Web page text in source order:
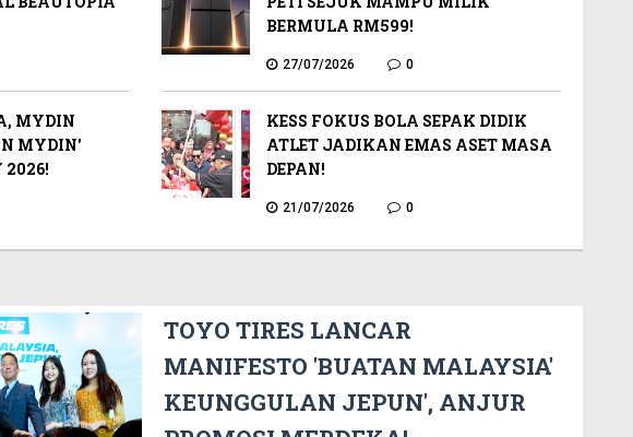
BERMULA RM599!
27/07/2026 0
MYDIN
MYDIN'
2026!
KESS FOKUS BOLA SEPAK DIDIK
ATLET JADIKAN EMAS ASET MASA
DEPAN!
21/07/2026 0
TOYO TIRES LANCAR
MANIFESTO 'BUATAN MALAYSIA'
KEUNGGULAN JEPUN', ANJUR